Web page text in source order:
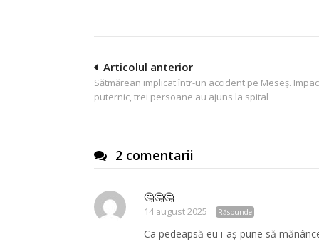
Navigare
în
Articolul anterior
Sătmărean implicat într-un accident pe Meseș.
puternic, trei persoane au ajuns la spital
2 comentarii
🤔🤔🤔
14 august 2025 Răspunde
Ca pedeapsă eu i-aș pune să